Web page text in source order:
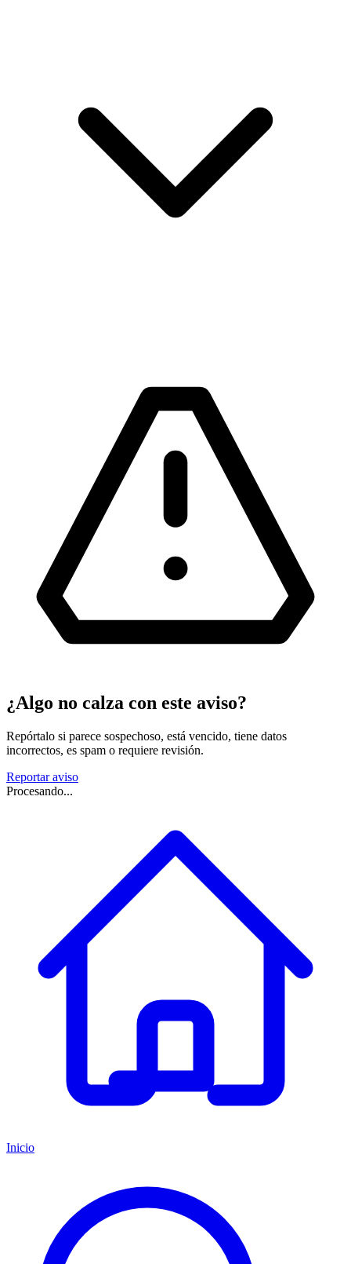
¿Algo no calza con este aviso?
Repórtalo si parece sospechoso, está vencido, tiene datos
incorrectos, es spam o requiere revisión.
Reportar aviso
Procesando...
Inicio